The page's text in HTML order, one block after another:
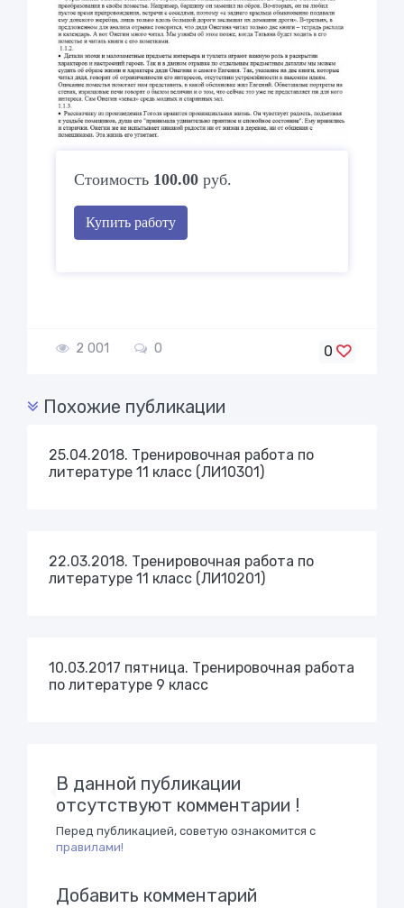
Стоимость 100.00 руб.
Купить работу
2 001 0 0
Похожие публикации
25.04.2018. Тренировочная работа по
литературе 11 класс (ЛИ10301)
22.03.2018. Тренировочная работа по
литературе 11 класс (ЛИ10201)
10.03.2017 пятница. Тренировочная работа
по литературе 9 класс
В данной публикации
отсутствуют комментарии !
Перед публикацией, советую ознакомится с
правилами!
Добавить комментарий